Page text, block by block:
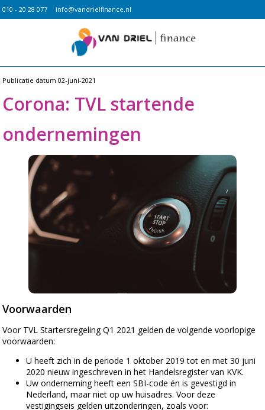
010 - 20 28 077 info@vandrielfinance.nl
Publicatie datum 02-juni-2021
Corona: TVL startende
ondernemingen
Voorwaarden
Voor TVL Startersregeling Q1 2021 gelden de volgende voorlopige
voorwaarden:
U heeft zich in de periode 1 oktober 2019 tot en met 30 juni
2020 nieuw ingeschreven in het Handelsregister van KVK.
Uw onderneming heeft een SBI-code én is gevestigd in
Nederland, maar niet op uw huisadres. Voor deze
vestigingseis gelden uitzonderingen, zoals voor: